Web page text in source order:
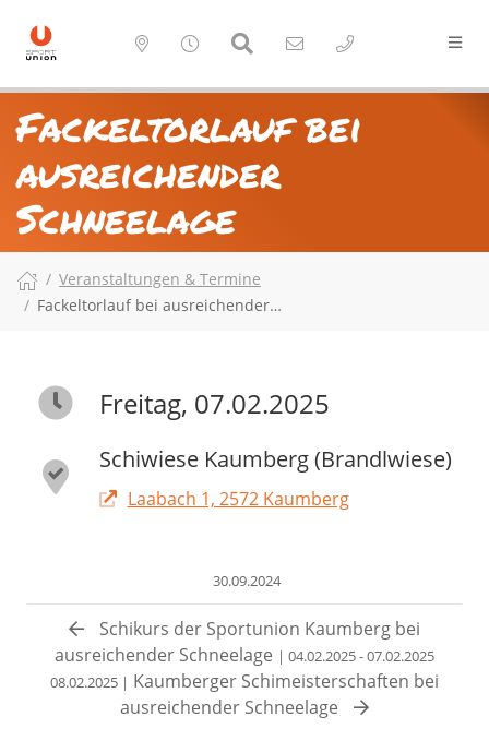
Fackeltorlauf bei
ausreichender
Schneelage
Veranstaltungen & Termine
Fackeltorlauf bei ausreichender…
Freitag, 07.02.2025
Schiwiese Kaumberg (Brandlwiese)
Laabach 1, 2572 Kaumberg
30.09.2024
Schikurs der Sportunion Kaumberg bei
ausreichender Schneelage | 04.02.2025 - 07.02.2025
08.02.2025 | Kaumberger Schimeisterschaften bei
ausreichender Schneelage